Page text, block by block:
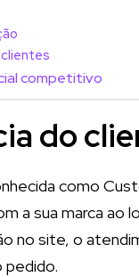
competitivo
do
como
a sua marca ao
no site, o
pedido.